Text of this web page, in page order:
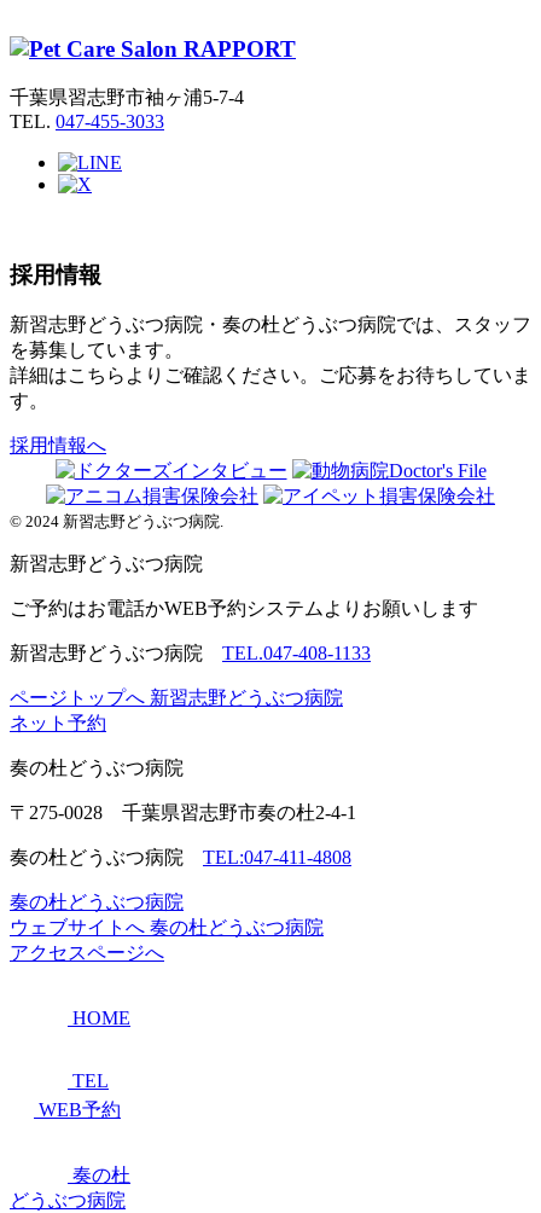
千葉県習志野市袖ヶ浦5-7-4
TEL. 047-455-3033
採用情報
新習志野どうぶつ病院・奏の杜どうぶつ病院では、スタッフ
を募集しています。
詳細はこちらよりご確認ください。ご応募をお待ちしていま
す。
採用情報へ
© 2024 新習志野どうぶつ病院.
新習志野どうぶつ病院
ご予約はお電話かWEB予約システムよりお願いします
新習志野どうぶつ病院 TEL.047-408-1133
ページトップへ 新習志野どうぶつ病院
ネット予約
奏の杜どうぶつ病院
〒275-0028 千葉県習志野市奏の杜2-4-1
奏の杜どうぶつ病院 TEL:047-411-4808
奏の杜どうぶつ病院
ウェブサイトへ 奏の杜どうぶつ病院
アクセスページへ
HOME
TEL
WEB予約
奏の杜
どうぶつ病院